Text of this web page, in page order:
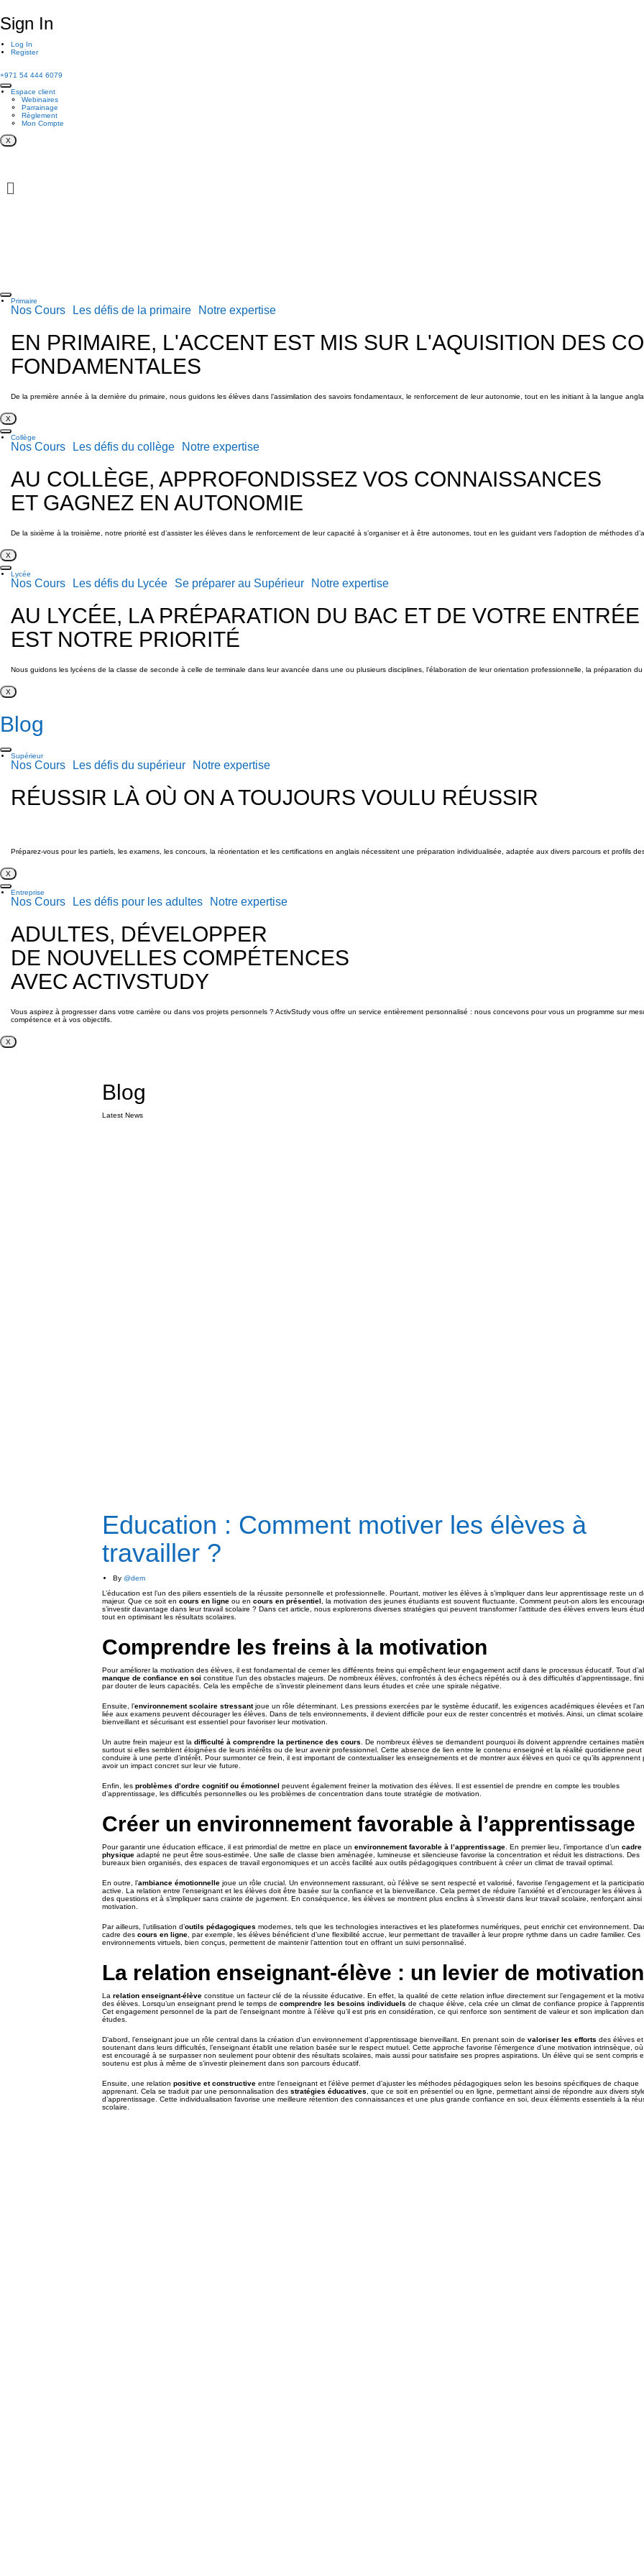
Sign In
Log In
Register
+971 54 444 6079
Espace client
Webinaires
Parrainage
Règlement
Mon Compte
X
Primaire
Nos Cours Les défis de la primaire Notre expertise
EN PRIMAIRE, L'ACCENT EST MIS SUR L'AQUISITION DES
FONDAMENTALES
De la première année à la dernière du primaire, nous guidons les élèves dans l’assimilation des savoirs fondamentaux, le renforcement de leur autonomie, tout en les initiant à la langue
X
Collège
Nos Cours Les défis du collège Notre expertise
AU COLLÈGE, APPROFONDISSEZ VOS CONNAISSANCES
ET GAGNEZ EN AUTONOMIE
De la sixième à la troisième, notre priorité est d’assister les élèves dans le renforcement de leur capacité à s’organiser et à être autonomes, tout en les guidant vers l’adoption de méthodes
X
Lycée
Nos Cours Les défis du Lycée Se préparer au Supérieur Notre expertise
AU LYCÉE, LA PRÉPARATION DU BAC ET DE VOTRE
EST NOTRE PRIORITÉ
Nous guidons les lycéens de la classe de seconde à celle de terminale dans leur avancée dans une ou plusieurs disciplines, l’élaboration de leur orientation professionnelle, la préparation
X
Blog
Supérieur
Nos Cours Les défis du supérieur Notre expertise
RÉUSSIR LÀ OÙ ON A TOUJOURS VOULU RÉUSSIR
Préparez-vous pour les partiels, les examens, les concours, la réorientation et les certifications en anglais nécessitent une préparation individualisée, adaptée aux divers parcours et profils
X
Entreprise
Nos Cours Les défis pour les adultes Notre expertise
ADULTES, DÉVELOPPER
DE NOUVELLES COMPÉTENCES
AVEC ACTIVSTUDY
Vous aspirez à progresser dans votre carrière ou dans vos projets personnels ? ActivStudy vous offre un service entièrement personnalisé : nous concevons pour vous un programme sur
compétence et à vos objectifs.
X
Blog
Latest News
Education : Comment motiver les élèves à
travailler ?
By @dem
L’éducation est l’un des piliers essentiels de la réussite personnelle et professionnelle. Pourtant, motiver les élèves à s’impliquer dans leur apprentissage reste un
majeur. Que ce soit en cours en ligne ou en cours en présentiel , la motivation des jeunes étudiants est souvent fluctuante. Comment peut-on alors les
s’investir davantage dans leur travail scolaire ? Dans cet article, nous explorerons diverses stratégies qui peuvent transformer l’attitude des élèves envers leurs
tout en optimisant les résultats scolaires.
Comprendre les freins à la motivation
Pour améliorer la motivation des élèves, il est fondamental de cerner les différents freins qui empêchent leur engagement actif dans le processus éducatif. Tout
manque de confiance en soi constitue l’un des obstacles majeurs. De nombreux élèves, confrontés à des échecs répétés ou à des difficultés d’apprentissage,
par douter de leurs capacités. Cela les empêche de s’investir pleinement dans leurs études et crée une spirale négative.
Ensuite, l’environnement scolaire stressantjoue un rôle déterminant. Les pressions exercées par le système éducatif, les exigences académiques élevées et
liée aux examens peuvent décourager les élèves. Dans de tels environnements, il devient difficile pour eux de rester concentrés et motivés. Ainsi, un climat scolaire
bienveillant et sécurisant est essentiel pour favoriser leur motivation.
Un autre frein majeur est la difficulté à comprendre la pertinence des cours. De nombreux élèves se demandent pourquoi ils doivent apprendre certaines
surtout si elles semblent éloignées de leurs intérêts ou de leur avenir professionnel. Cette absence de lien entre le contenu enseigné et la réalité quotidienne peut
conduire à une perte d’intérêt. Pour surmonter ce frein, il est important de contextualiser les enseignements et de montrer aux élèves en quoi ce qu’ils apprennent
avoir un impact concret sur leur vie future.
Enfin, les problèmes d’ordre cognitif ou émotionnel peuvent également freiner la motivation des élèves. Il est essentiel de prendre en compte les troubles
d’apprentissage, les difficultés personnelles ou les problèmes de concentration dans toute stratégie de motivation.
Créer un environnement favorable à l’apprentissage
Pour garantir une éducation efficace, il est primordial de mettre en place un environnement favorable à l’apprentissage. En premier lieu, l’importance d’un cadre
physique adapté ne peut être sous-estimée. Une salle de classe bien aménagée, lumineuse et silencieuse favorise la concentration et réduit les distractions. Des
bureaux bien organisés, des espaces de travail ergonomiques et un accès facilité aux outils pédagogiques contribuent à créer un climat de travail optimal.
En outre, l’ambiance émotionnelle joue un rôle crucial. Un environnement rassurant, où l’élève se sent respecté et valorisé, favorise l’engagement et la
active. La relation entre l’enseignant et les élèves doit être basée sur la confiance et la bienveillance. Cela permet de réduire l’anxiété et d’encourager les élèves à
des questions et à s’impliquer sans crainte de jugement. En conséquence, les élèves se montrent plus enclins à s’investir dans leur travail scolaire, renforçant ainsi
motivation.
Par ailleurs, l’utilisation d’outils pédagogiques modernes, tels que les technologies interactives et les plateformes numériques, peut enrichir cet environnement.
cadre des cours en ligne, par exemple, les élèves bénéficient d’une flexibilité accrue, leur permettant de travailler à leur propre rythme dans un cadre familier. Ces
environnements virtuels, bien conçus, permettent de maintenir l’attention tout en offrant un suivi personnalisé.
La relation enseignant-élève : un levier de motivation
La relation enseignant-élève constitue un facteur clé de la réussite éducative. En effet, la qualité de cette relation influe directement sur l’engagement et la
des élèves. Lorsqu’un enseignant prend le temps de comprendre les besoins individuels de chaque élève, cela crée un climat de confiance propice à
Cet engagement personnel de la part de l’enseignant montre à l’élève qu’il est pris en considération, ce qui renforce son sentiment de valeur et son implication
études.
D’abord, l’enseignant joue un rôle central dans la création d’un environnement d’apprentissage bienveillant. En prenant soin de valoriser les efforts des élèves
soutenant dans leurs difficultés, l’enseignant établit une relation basée sur le respect mutuel. Cette approche favorise l’émergence d’une motivation intrinsèque, où
est encouragé à se surpasser non seulement pour obtenir des résultats scolaires, mais aussi pour satisfaire ses propres aspirations. Un élève qui se sent compris
soutenu est plus à même de s’investir pleinement dans son parcours éducatif.
Ensuite, une relation positive et constructive entre l’enseignant et l’élève permet d’ajuster les méthodes pédagogiques selon les besoins spécifiques de chaque
apprenant. Cela se traduit par une personnalisation des stratégies éducatives, que ce soit en présentiel ou en ligne, permettant ainsi de répondre aux divers
d’apprentissage. Cette individualisation favorise une meilleure rétention des connaissances et une plus grande confiance en soi, deux éléments essentiels à la
scolaire.